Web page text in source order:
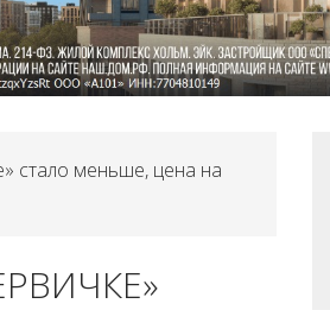
стало меньше, цена на